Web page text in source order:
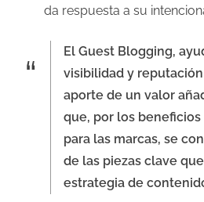
da respuesta a su
El Guest Blogging,
visibilidad y
aporte de un valor
que, por los
para las marcas, se
de las piezas clave
estrategia de